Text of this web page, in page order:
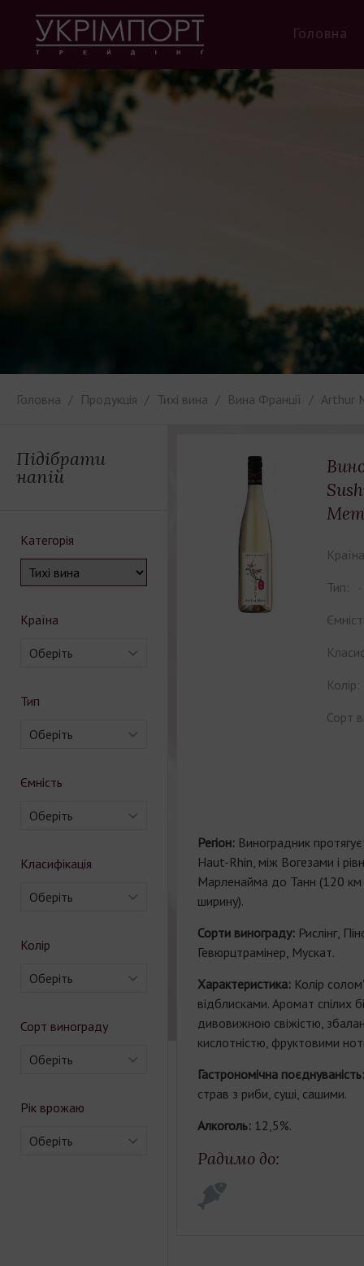
Головна
Головна Продукція Тихі вина Вина Франції Arthur
Підібрати
напій
Категорія
Країна
Оберіть
Тип
Оберіть
Ємність
Оберіть
Класифікація
Оберіть
Колір
Оберіть
Сорт винограду
Оберіть
Рік врожаю
Оберіть
Тип:
Колір:
Сорт
Регіон:Виноградник
Haut-Rhin, між Вогезами і
Марленайма до Танн (120 км
ширину).
Сорти винограду: Рислінг,
Гевюрцтрамінер, Мускат.
Характеристика:Колір
відблисками. Аромат спілих
дивовижною свіжістю,
кислотністю, фруктовими
Гастрономічна поєднуваність:
страв з риби, суші, сашими.
Алкоголь: 12,5%.
Радимо до: